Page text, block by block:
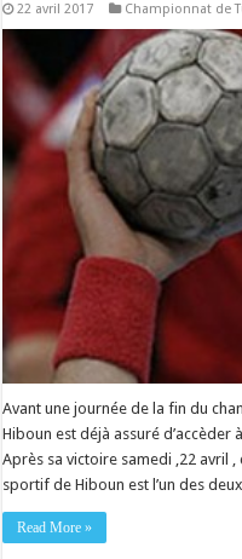
22 avril 2017 Championnat de
Avant une journée de la fin du
Hiboun est déjà assuré
Après sa victoire samedi ,22 avril ,
sportif de Hiboun est l’un des
Read More »